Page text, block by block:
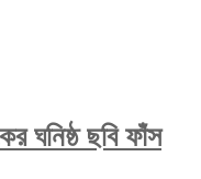
ঘনিষ্ঠ ছবি ফাঁস